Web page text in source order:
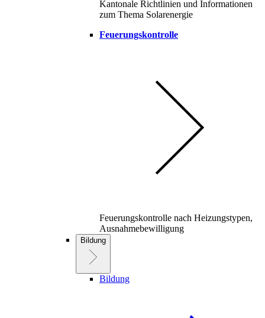
Kantonale Richtlinien und Informationen
zum Thema Solarenergie
Feuerungskontrolle
Feuerungskontrolle nach Heizungstypen,
Ausnahmebewilligung
Bildung
Bildung